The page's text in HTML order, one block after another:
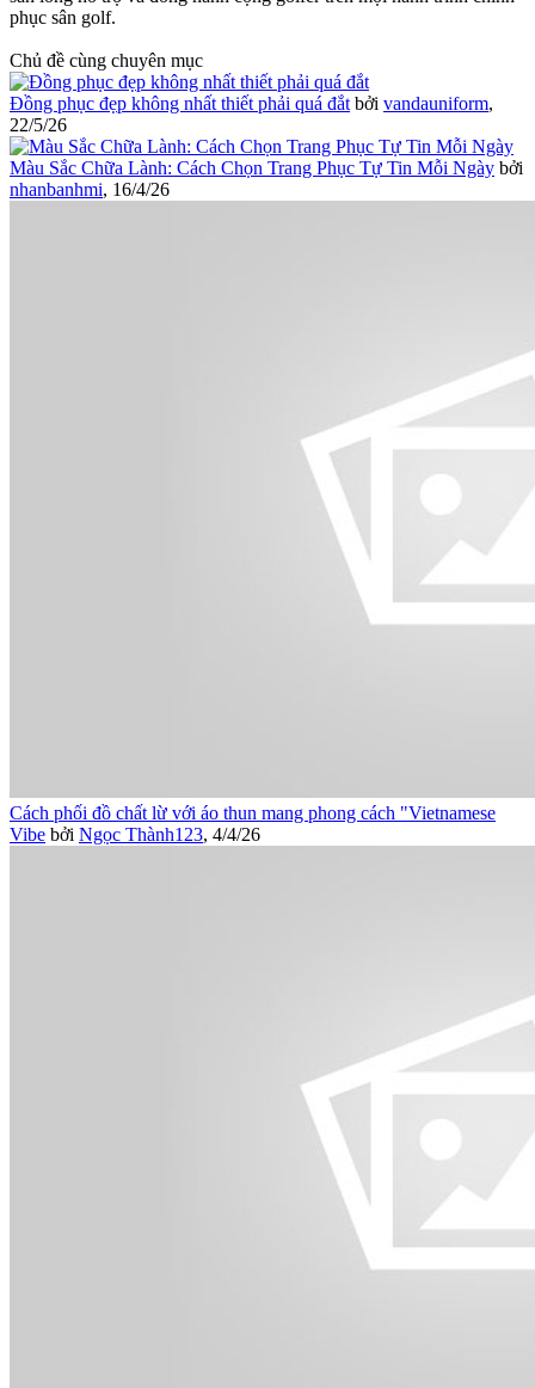
phục sân golf.
Chủ đề cùng chuyên mục
Đồng phục đẹp không nhất thiết phải quá đắt bởi vandauniform,
22/5/26
Màu Sắc Chữa Lành: Cách Chọn Trang Phục Tự Tin Mỗi Ngày bởi
nhanbanhmi, 16/4/26
Cách phối đồ chất lừ với áo thun mang phong cách "Vietnamese
Vibe bởi Ngọc Thành123, 4/4/26